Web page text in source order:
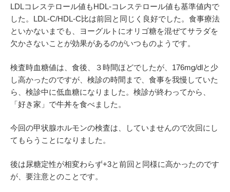
LDLコレステロール値もHDL-コレステロール値も基準値内で
した。LDL-C/HDL-C比は前回と同じく良好でした。食事療法
といかないまでも、ヨーグルトにオリゴ糖を混ぜてサラダを
欠かさないことが効果があるのがいつものようです。
検査時血糖値は、食後、３時間ほどでしたが、176mg/dlと少
し高かったのですが、検診の時間まで、食事を我慢していた
ら、検診中に低血糖になりました。検診が終わってから、
「好き家」で牛丼を食べました。
今回の甲状腺ホルモンの検査は、していませんので次回にし
てもらうことになりました。
後は尿糖定性が相変わらず+3と前回と同様に高かったのです
が、要注意とのことです。